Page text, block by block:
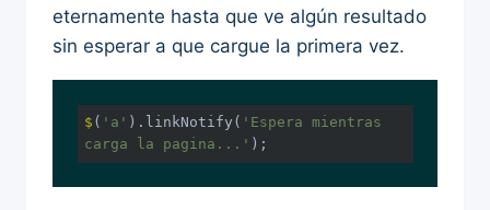
eternamente hasta que ve algún resultado
sin esperar a que cargue la primera vez.
$ ( 'a' ).linkNotify( 'Espera mientras
carga la pagina...' );